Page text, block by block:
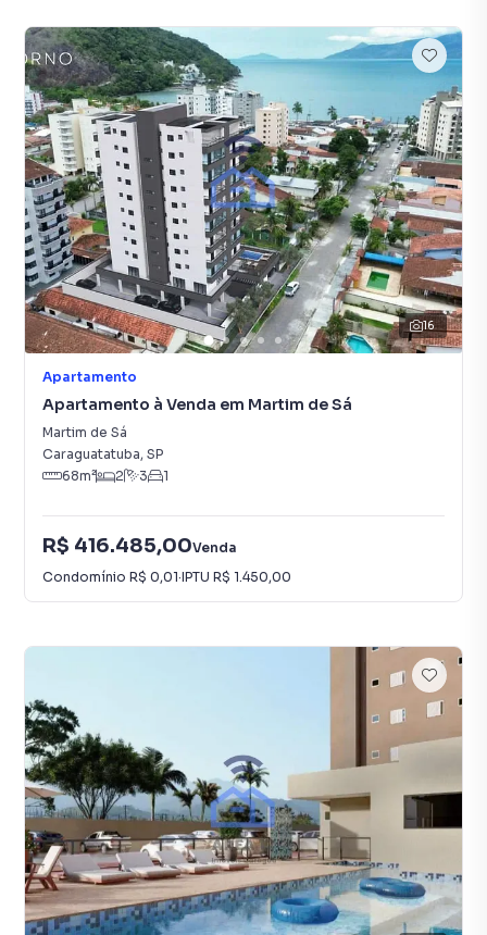
16
Apartamento
Apartamento à Venda em Martim de Sá
Martim de Sá
Caraguatatuba, SP
68m² 2 3 1
R$ 416.485,00Venda
Condomínio R$ 0,01·IPTU R$ 1.450,00